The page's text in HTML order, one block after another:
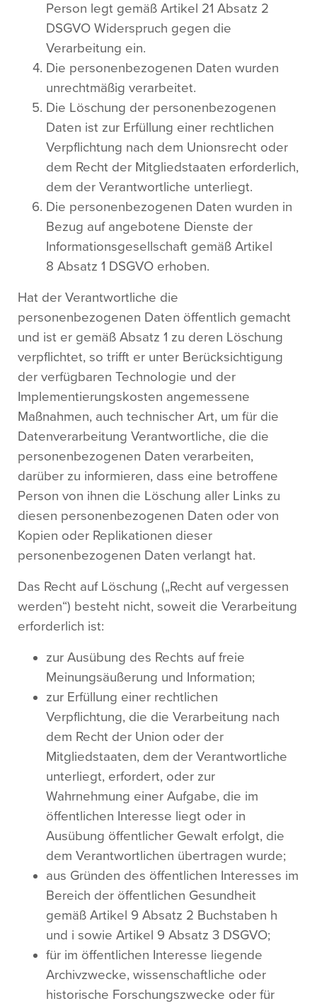
Person legt gemäß Artikel 21 Absatz 2
DSGVO Widerspruch gegen die
Verarbeitung ein.
Die personenbezogenen Daten wurden
unrechtmäßig verarbeitet.
Die Löschung der personenbezogenen
Daten ist zur Erfüllung einer rechtlichen
Verpflichtung nach dem Unionsrecht oder
dem Recht der Mitgliedstaaten erforderlich,
dem der Verantwortliche unterliegt.
Die personenbezogenen Daten wurden in
Bezug auf angebotene Dienste der
Informationsgesellschaft gemäß Artikel
8 Absatz 1 DSGVO erhoben.
Hat der Verantwortliche die
personenbezogenen Daten öffentlich gemacht
und ist er gemäß Absatz 1 zu deren Löschung
verpflichtet, so trifft er unter Berücksichtigung
der verfügbaren Technologie und der
Implementierungskosten angemessene
Maßnahmen, auch technischer Art, um für die
Datenverarbeitung Verantwortliche, die die
personenbezogenen Daten verarbeiten,
darüber zu informieren, dass eine betroffene
Person von ihnen die Löschung aller Links zu
diesen personenbezogenen Daten oder von
Kopien oder Replikationen dieser
personenbezogenen Daten verlangt hat.
Das Recht auf Löschung („Recht auf vergessen
werden“) besteht nicht, soweit die Verarbeitung
erforderlich ist:
zur Ausübung des Rechts auf freie
Meinungsäußerung und Information;
zur Erfüllung einer rechtlichen
Verpflichtung, die die Verarbeitung nach
dem Recht der Union oder der
Mitgliedstaaten, dem der Verantwortliche
unterliegt, erfordert, oder zur
Wahrnehmung einer Aufgabe, die im
öffentlichen Interesse liegt oder in
Ausübung öffentlicher Gewalt erfolgt, die
dem Verantwortlichen übertragen wurde;
aus Gründen des öffentlichen Interesses im
Bereich der öffentlichen Gesundheit
gemäß Artikel 9 Absatz 2 Buchstaben h
und i sowie Artikel 9 Absatz 3 DSGVO;
für im öffentlichen Interesse liegende
Archivzwecke, wissenschaftliche oder
historische Forschungszwecke oder für